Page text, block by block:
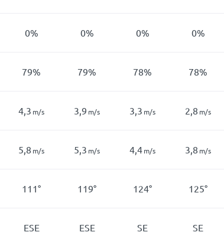
0% 0% 0% 0%
79% 79% 78% 78%
4,3 m/s 3,9 m/s 3,3 m/s 2,8 m/s
5,8 m/s 5,3 m/s 4,4m/s 3,8 m/s
111° 119° 124° 125°
ESE ESE SE SE